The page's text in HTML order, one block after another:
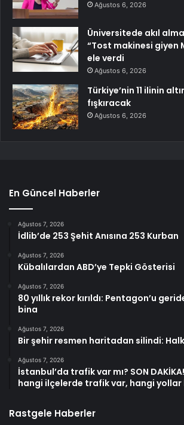
Ağustos 6, 2026
Üniversitede akıl
“Tost makinesi giyen
ele verdi
Ağustos 6, 2026
Türkiye’nin 11 ilinin
fışkıracak
Ağustos 6, 2026
En Güncel Haberler
Ağustos 7, 2026
İdlib’de 253 Şehit Anısına 253 Kurban
Ağustos 7, 2026
Kübalılardan ABD’ye Tepki Gösterisi
Ağustos 7, 2026
80 yıllık rekor kırıldı: Pentagon’u
bina
Ağustos 7, 2026
Bir şehir resmen haritadan silindi:
Ağustos 7, 2026
İstanbul’da trafik var mı? SON
hangi ilçelerde trafik var, hangi yollar
Rastgele Haberler